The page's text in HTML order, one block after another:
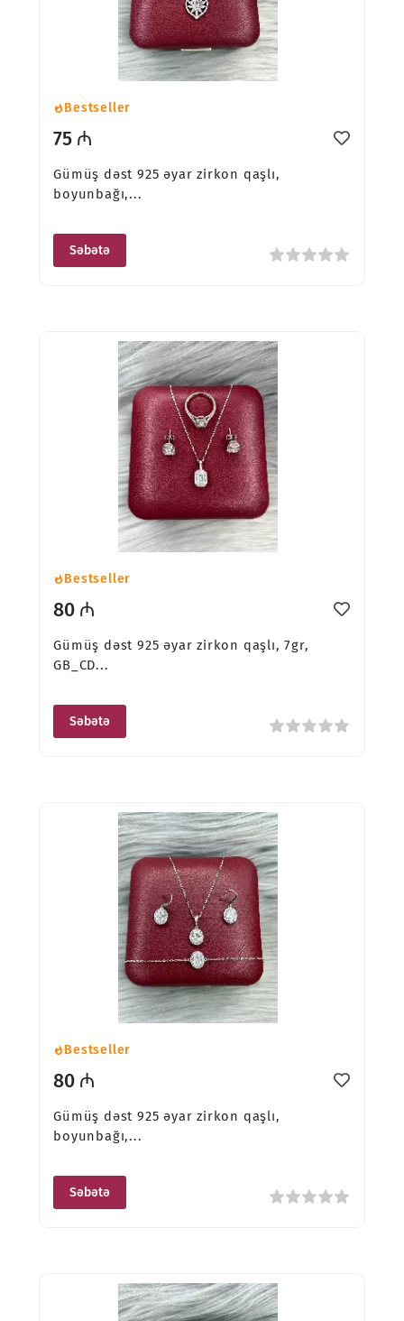
Bestseller
75 ₼
Gümüş dəst 925 əyar zirkon qaşlı,
boyunbağı,...
Səbətə
Bestseller
80 ₼
Gümüş dəst 925 əyar zirkon qaşlı, 7gr,
GB_CD...
Səbətə
Bestseller
80 ₼
Gümüş dəst 925 əyar zirkon qaşlı,
boyunbağı,...
Səbətə